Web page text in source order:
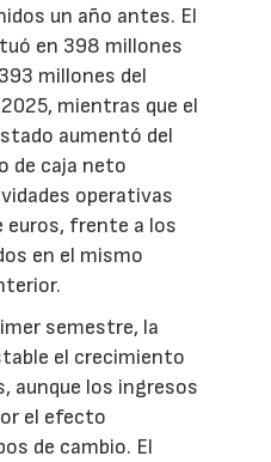
un año antes. El
en 398 millones
millones del
mientras que el
aumentó del
de caja neto
operativas
euros, frente a los
en el mismo
semestre, la
el crecimiento
aunque los ingresos
el efecto
de cambio. El